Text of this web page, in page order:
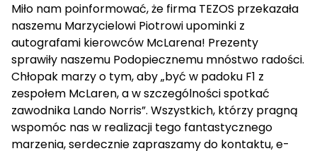
Miło nam poinformować, że firma TEZOS przekazała
naszemu Marzycielowi Piotrowi upominki z
autografami kierowców McLarena! Prezenty
sprawiły naszemu Podopiecznemu mnóstwo radości.
Chłopak marzy o tym, aby „być w padoku F1 z
zespołem McLaren, a w szczególności spotkać
zawodnika Lando Norris”. Wszystkich, którzy pragną
wspomóc nas w realizacji tego fantastycznego
marzenia, serdecznie zapraszamy do kontaktu, e-